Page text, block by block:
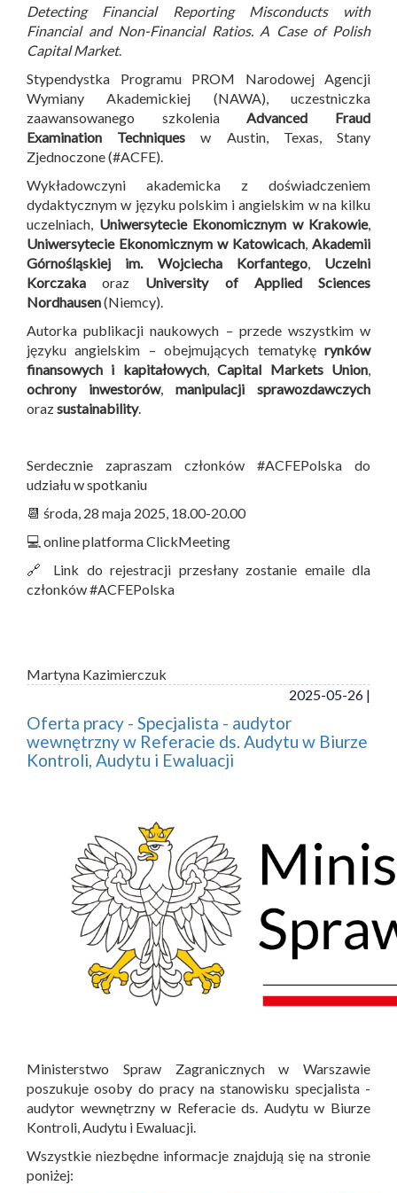
Detecting Financial Reporting Misconducts with
Financial and Non-Financial Ratios. A Case of Polish
Capital Market.
Stypendystka Programu PROM Narodowej Agencji
Wymiany Akademickiej (NAWA), uczestniczka
zaawansowanego szkolenia Advanced Fraud
Examination Techniques w Austin, Texas, Stany
Zjednoczone (#ACFE).
Wykładowczyni akademicka z doświadczeniem
dydaktycznym w języku polskim i angielskim w na kilku
uczelniach, Uniwersytecie Ekonomicznym w Krakowie,
Uniwersytecie Ekonomicznym w Katowicach Akademii
Górnośląskiej im. Wojciecha Korfantego, Uczelni
Korczaka oraz University of Applied Sciences
Nordhausen(Niemcy).
Autorka publikacji naukowych – przede wszystkim w
języku angielskim – obejmujących tematykę rynków
finansowych i kapitałowych,Capital Markets Union
ochrony inwestorów, manipulacji sprawozdawczych
orazsustainability.
Serdecznie zapraszam członków #ACFEPolska do
udziału w spotkaniu
📆 środa, 28 maja 2025, 18.00-20.00
💻 online platforma ClickMeeting
🔗 Link do rejestracji przesłany zostanie emaile dla
członków #ACFEPolska
Martyna Kazimierczuk
2025-05-26 |
Oferta pracy - Specjalista - audytor
wewnętrzny w Referacie ds. Audytu w Biurze
Kontroli, Audytu i Ewaluacji
Ministerstwo Spraw Zagranicznych w Warszawie
poszukuje osoby do pracy na stanowisku specjalista -
audytor wewnętrzny w Referacie ds. Audytu w Biurze
Kontroli, Audytu i Ewaluacji.
Wszystkie niezbędne informacje znajdują się na stronie
poniżej: